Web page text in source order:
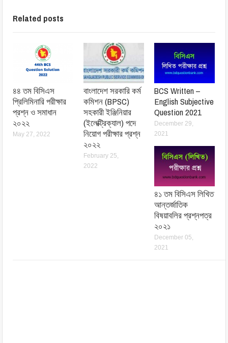
Related posts
৪৪ তম বিসিএস
প্রিলিমিনারি পরীক্ষার
প্রশ্ন ও সমাধান
২০২২
May 27, 2022
বাংলাদেশ সরকারি কর্ম
কমিশন (BPSC)
সহকারী ইঞ্জিনিয়ার
(ইলেক্ট্রিক্যাল) পদে
নিয়োগ পরীক্ষার প্রশ্ন
২০২২
February 25,
2022
BCS Written –
English Subjective
Question 2021
December 29,
2021
৪১ তম বিসিএস লিখিত
আন্তর্জাতিক
বিষয়াবলির প্রশ্নপত্র
২০২১
December 05,
2021